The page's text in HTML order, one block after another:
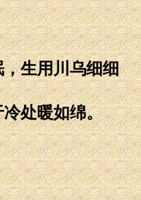
生用川乌细细
处暖如绵。